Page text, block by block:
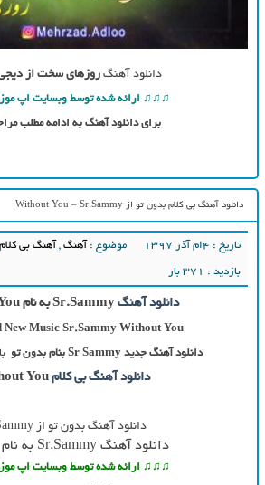
دانلود آهنگ روزهای سخت از
♫♫♫ ارائه شده توسط وبسایت اپ
برای دانلود آهنگ به ادامه مطلب
دانلود آهنگ بی کلام بدون تو از Without You – Sr.Sammy
تاریخ : ۴ام آذر ۱۳۹۷ موضوع : آهنگ, آهنگ بی کلام
بازدید : 371 بار
دانلود آهنگ Sr.Sammy به نام Without You
New Music Sr.Sammy Without You
دانلود آهنگ جدیدSr Sammy بنام بدون تو
دانلود آهنگ بی کلام Without You
دانلود آهنگ بدون تو از Sr.Sammy
دانلود آهنگ Sr.Sammy به نام بدون تو
♫♫♫ ارائه شده توسط وبسایت اپ